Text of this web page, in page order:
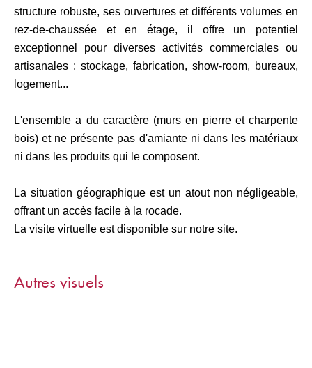
structure robuste, ses ouvertures et différents volumes en
rez-de-chaussée et en étage, il offre un potentiel
exceptionnel pour diverses activités commerciales ou
artisanales : stockage, fabrication, show-room, bureaux,
logement...
L'ensemble a du caractère (murs en pierre et charpente
bois) et ne présente pas d'amiante ni dans les matériaux
ni dans les produits qui le composent.
La situation géographique est un atout non négligeable,
offrant un accès facile à la rocade.
La visite virtuelle est disponible sur notre site.
Autres visuels